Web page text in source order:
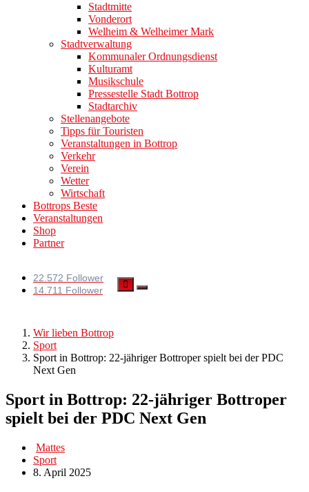
Stadtmitte
Vonderort
Welheim & Welheimer Mark
Stadtverwaltung
Kommunaler Ordnungsdienst
Kulturamt
Musikschule
Pressestelle Stadt Bottrop
Stadtarchiv
Stellenangebote
Tipps für Touristen
Veranstaltungen in Bottrop
Verkehr
Verein
Wetter
Wirtschaft
Bottrops Beste
Veranstaltungen
Shop
Partner
22.572 Follower
14.711 Follower
Wir lieben Bottrop
Sport
Sport in Bottrop: 22-jähriger Bottroper spielt bei der PDC
Next Gen
Sport in Bottrop: 22-jähriger Bottroper
spielt bei der PDC Next Gen
Mattes
Sport
8. April 2025